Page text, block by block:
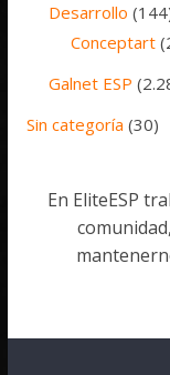
Desarrollo
Conceptart
Galnet ESP
Sin categoría (30)
En EliteESP